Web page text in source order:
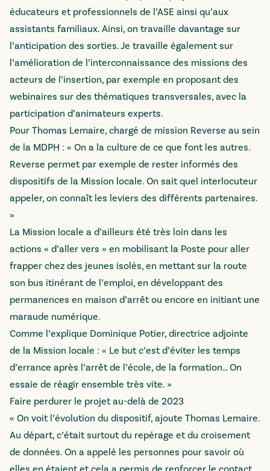
éducateurs et professionnels de l’ASE ainsi qu’aux
assistants familiaux. Ainsi, on travaille davantage sur
l’anticipation des sorties. Je travaille également sur
l’amélioration de l’interconnaissance des missions des
acteurs de l’insertion, par exemple en proposant des
webinaires sur des thématiques transversales, avec la
participation d’animateurs experts.
Pour Thomas Lemaire, chargé de mission Reverse au sein
de la MDPH : « On a la culture de ce que font les autres.
Reverse permet par exemple de rester informés des
dispositifs de la Mission locale. On sait quel interlocuteur
appeler, on connaît les leviers des différents partenaires.
»
La Mission locale a d’ailleurs été très loin dans les
actions « d’aller vers » en mobilisant la Poste pour aller
frapper chez des jeunes isolés, en mettant sur la route
son bus itinérant de l’emploi, en développant des
permanences en maison d’arrêt ou encore en initiant une
maraude numérique.
Comme l’explique Dominique Potier, directrice adjointe
de la Mission locale : « Le but c’est d’éviter les temps
d’errance après l’arrêt de l’école, de la formation… On
essaie de réagir ensemble très vite. »
Faire perdurer le projet au-delà de 2023
« On voit l’évolution du dispositif, ajoute Thomas Lemaire.
Au départ, c’était surtout du repérage et du croisement
de données. On a appelé les personnes pour savoir où